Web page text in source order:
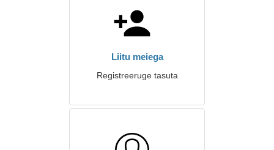
Liitu meiega
Registreeruge tasuta